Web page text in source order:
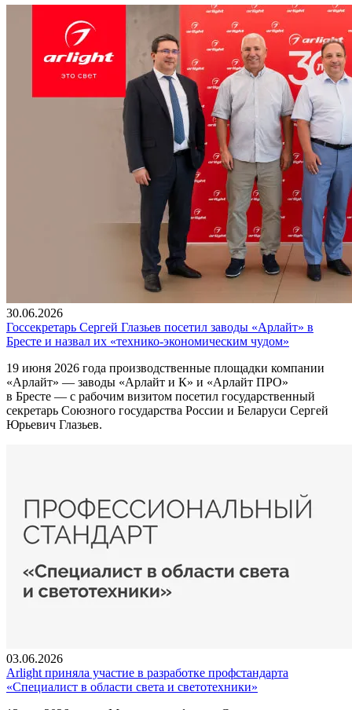
30.06.2026
Госсекретарь Сергей Глазьев посетил заводы «Арлайт» в
Бресте и назвал их «технико-экономическим чудом»
19 июня 2026 года производственные площадки компании
«Арлайт» — заводы «Арлайт и К» и «Арлайт ПРО»
в Бресте — с рабочим визитом посетил государственный
секретарь Союзного государства России и Беларуси Сергей
Юрьевич Глазьев.
03.06.2026
Arlight приняла участие в разработке профстандарта
«Специалист в области света и светотехники»